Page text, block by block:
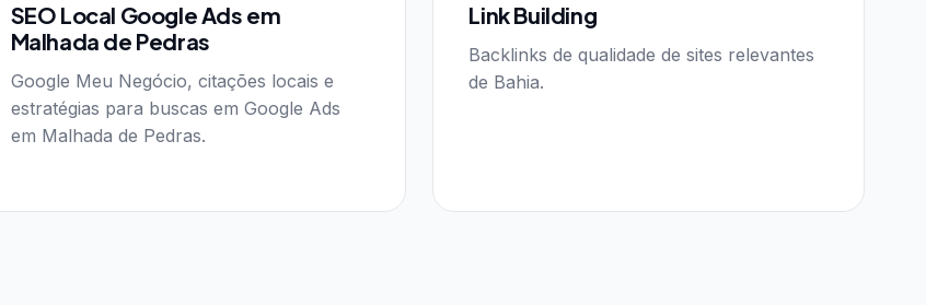
SEO Local Google Ads em
Malhada de Pedras
Google Meu Negócio, citações locais e
estratégias para buscas em Google Ads
em Malhada de Pedras.
Link Building
Backlinks de qualidade de sites relevantes
de Bahia.